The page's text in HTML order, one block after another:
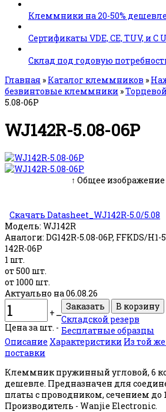
Клеммники на 20-50% дешевле
Сертификаты VDE, CE, TUV, и C
Склад под годовую
Главная » Каталог клеммников »
безвинтовые клеммники »
5.08-06P
WJ142R-5.08-06P
↑ Общее
Скачать Datasheet_WJ142R-5.0/5.08
Модель: WJ142R
Аналоги: DG142R-5.08-06P, FFKDS/H1-
142R-06P
1 шт.
от 500 шт.
от 1000 шт.
Актуально на 06.08.26
+ ــ
Цена за шт. -
Складской резерв
Бесплатные образцы
Описание Характеристики Из той
поставки
Клеммник пружинный угловой, 6
дешевле. Предназначен для
платы с проводником, сечением до
Производитель - Wanjie Electronic.